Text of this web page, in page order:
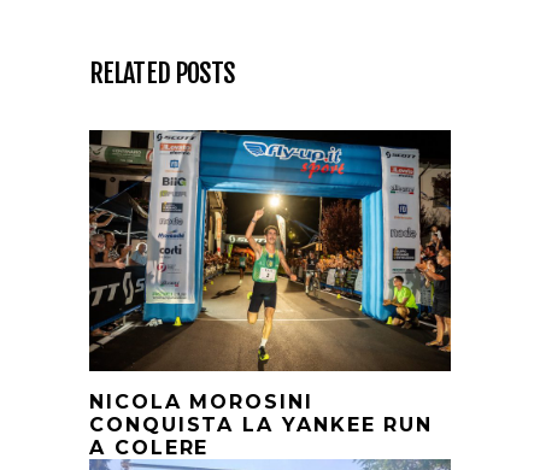
RELATED POSTS
NICOLA MOROSINI
CONQUISTA LA YANKEE RUN
A COLERE